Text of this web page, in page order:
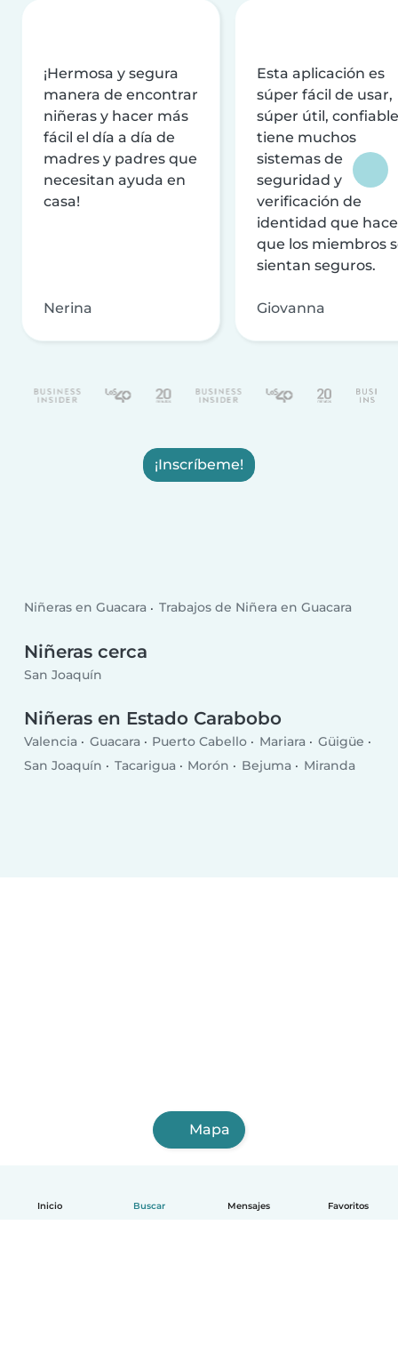
Inicio Buscar Mensajes Favoritos
¡Hermosa y segura
manera de encontrar
niñeras y hacer más
fácil el día a día de
madres y padres que
necesitan ayuda en
casa!
Nerina
Esta aplicación es
súper fácil de usar,
súper útil,
tiene muchos
sistemas de
seguridad y
verificación de
identidad que
que los miembros
sientan seguros.
Giovanna
¡Inscríbeme!
Niñeras en Guacara Trabajos de Niñera en Guacara
Niñeras cerca
San Joaquín
Niñeras en Estado Carabobo
Valencia Guacara Puerto Cabello Mariara
Güigüe
San Joaquín
Tacarigua Morón Bejuma Miranda
Mapa